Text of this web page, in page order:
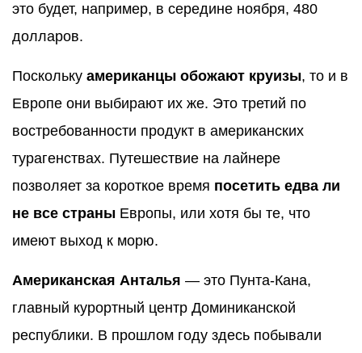
это будет, например, в середине ноября, 480
долларов.
Поскольку американцы обожают круизы, то и в
Европе они выбирают их же. Это третий по
востребованности продукт в американских
турагенствах. Путешествие на лайнере
позволяет за короткое время посетить едва ли
не все страны Европы, или хотя бы те, что
имеют выход к морю.
Американская Анталья — это Пунта-Кана,
главный курортный центр Доминиканской
республики. В прошлом году здесь побывали